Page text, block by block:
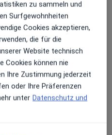
Sie wir über
dazu. Ihre Termine
und schnell darüber
ersten Beratung auch
Ziel besteht darin
und Ihre
zu sammeln und
Surfgewohnheiten
Cookies akzeptieren,
die für die
Website technisch
Cookies können nie
Ihre Zustimmung jederzeit
oder Ihre Präferenzen
unter Datenschutz und